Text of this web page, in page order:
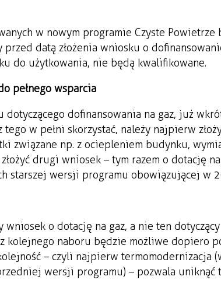
w nowym programie Czyste Powietrze
datą złożenia wniosku o
do użytkowania, nie będą kwalifikowane.
pełnego wsparcia
dofinansowania na gaz, już
w pełni skorzystać, należy najpierw
związane np. z ociepleniem budynku,
drugi wniosek – tym razem o dotację
starszej wersji programu obowiązującej w
o dotację na gaz, a nie ten dotyczący
kolejnego naboru będzie możliwe dopiero
– czyli najpierw termomodernizacja
wersji programu) – pozwala uniknąć